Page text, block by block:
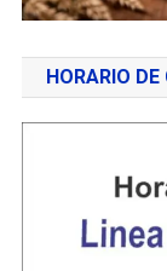
HORARIO